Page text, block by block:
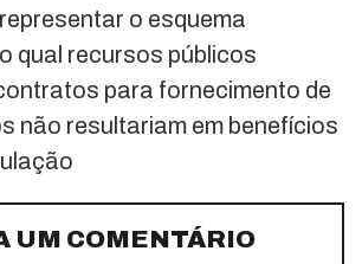
o esquema
qual recursos públicos
para fornecimento de
não resultariam em benefícios
UM COMENTÁRIO